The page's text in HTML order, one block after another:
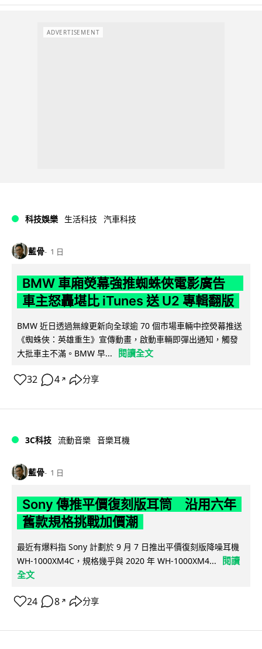
ADVERTISEMENT
科技娛樂 生活科技 汽車科技
藍骨 1 日
BMW 車廂熒幕強推蜘蛛俠電影廣告
車主怒轟堪比 iTunes 送 U2 專輯翻版
BMW 近日透過無線更新向全球逾 70 個市場車輛中控熒幕推送
《蜘蛛俠：英雄重生》宣傳動畫，啟動車輛即彈出通知，觸發
大批車主不滿。BMW 早...
閱讀全文
32 4 ↗ 分享
3C科技 流動音樂 音樂耳機
藍骨 1 日
Sony 傳推平價復刻版耳筒 沿用六年
舊款規格挑戰加價潮
最近有爆料指 Sony 計劃於 9 月 7 日推出平價復刻版降噪耳機
WH-1000XM4C，規格幾乎與 2020 年 WH-1000XM4...
閱讀
全文
24 8 ↗ 分享